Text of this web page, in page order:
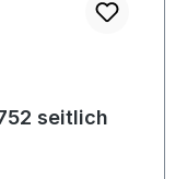
seitlich